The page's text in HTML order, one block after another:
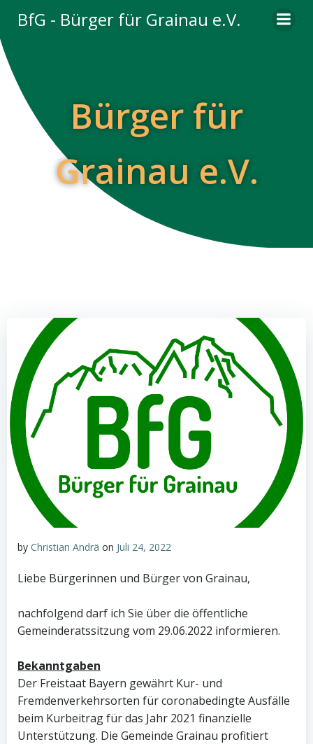
Inhalt
BfG - Bürger für Grainau e.V.
Bürger für
Grainau e.V.
by Christian Andrä on Juli 24, 2022
Liebe Bürgerinnen und Bürger von Grainau,
nachfolgend darf ich Sie über die öffentliche
Gemeinderatssitzung vom 29.06.2022 informieren.
Bekanntgaben
Der Freistaat Bayern gewährt Kur- und
Fremdenverkehrsorten für coronabedingte Ausfälle
beim Kurbeitrag für das Jahr 2021 finanzielle
Unterstützung. Die Gemeinde Grainau profitiert